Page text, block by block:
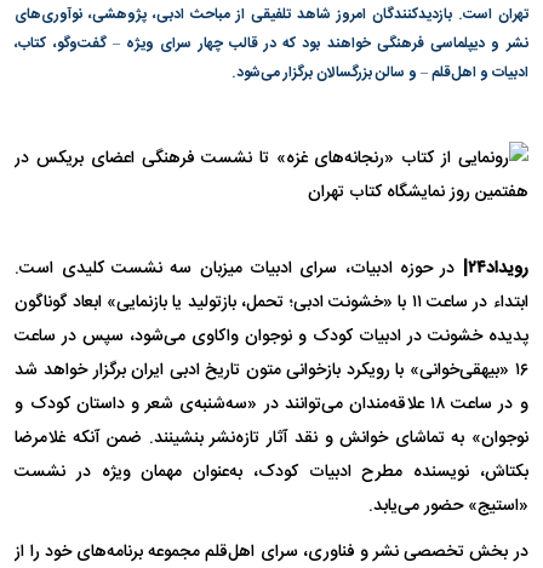
تهران است. بازدیدکنندگان امروز شاهد تلفیقی از مباحث ادبی، پژوهشی، نوآوری‌های
نشر و دیپلماسی فرهنگی خواهند بود که در قالب چهار سرای ویژه – گفت‌و‌گو، کتاب،
ادبیات و اهل‌قلم – و سالن بزرگسالان برگزار می‌شود.
رویداد۲۴|
در حوزه ادبیات، سرای ادبیات میزبان سه نشست کلیدی است.
ابتداء در ساعت ۱۱ با «خشونت ادبی؛ تحمل، بازتولید یا بازنمایی» ابعاد گوناگون
پدیده خشونت در ادبیات کودک و نوجوان واکاوی می‌شود، سپس در ساعت
۱۶ «بیهقی‌خوانی» با رویکرد بازخوانی متون تاریخ ادبی ایران برگزار خواهد شد
و در ساعت ۱۸ علاقه‌مندان می‌توانند در «سه‌شنبه‌ی شعر و داستان کودک و
نوجوان» به تماشای خوانش و نقد آثار تازه‌نشر بنشینند. ضمن آنکه غلامرضا
بکتاش، نویسنده مطرح ادبیات کودک، به‌عنوان مهمان ویژه در نشست
«استیج» حضور می‌یابد.
در بخش تخصصی نشر و فناوری، سرای اهل‌قلم مجموعه برنامه‌های خود را از